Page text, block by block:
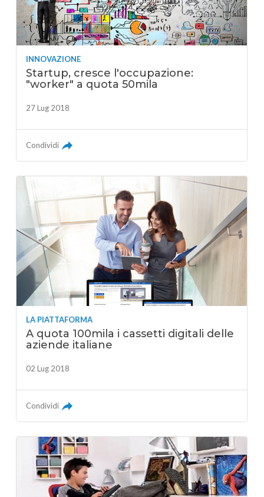
INNOVAZIONE
Startup, cresce l'occupazione:
"worker" a quota 50mila
27 Lug 2018
Condividi
LA PIATTAFORMA
A quota 100mila i cassetti digitali delle
aziende italiane
02 Lug 2018
Condividi